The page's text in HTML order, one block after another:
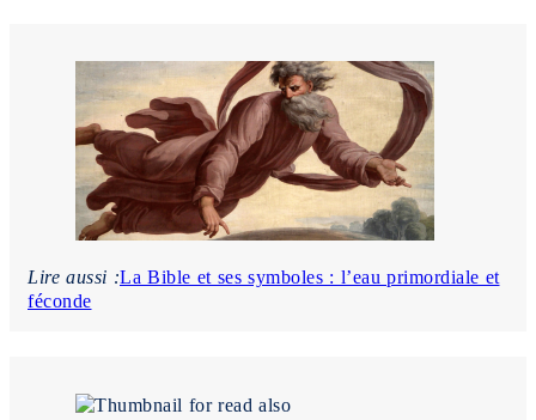
Lire aussi :La Bible et ses symboles : l’eau primordiale et
féconde